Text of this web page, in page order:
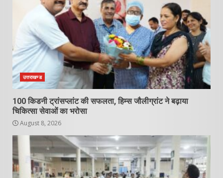
उत्तराखण्ड
100 किडनी ट्रांसप्लांट की सफलता, हिम्स जौलीग्रांट ने बढ़ाया
चिकित्सा सेवाओं का भरोसा
August 8, 2026